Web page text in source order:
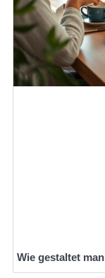
Wie gestaltet